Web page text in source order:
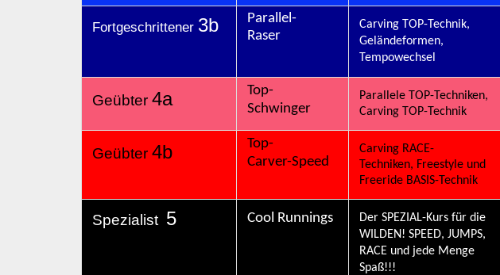
Fortgeschrittener 3b
Parallel-
Raser
Carving TOP-Technik,
Geländeformen,
Tempowechsel
Geübter 4a
Top-
Schwinger
Parallele TOP-Techniken,
Carving TOP-Technik
Geübter 4b
Top-
Carver-Speed
Carving RACE-
Techniken, Freestyle und
Freeride BASIS-Technik
Spezialist 5 Cool Runnings
Der SPEZIAL-Kurs für die
WILDEN! SPEED, JUMPS,
RACE und jede Menge
Spaß!!!